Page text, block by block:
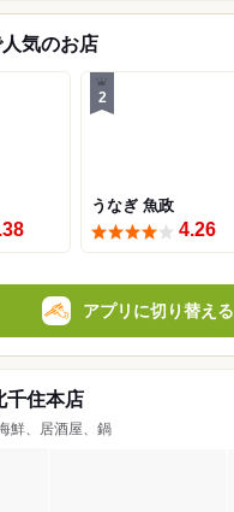
気のお店
2
うなぎ 魚政
4.26
アプリに切り替える
千住本店
鮮、居酒屋、鍋